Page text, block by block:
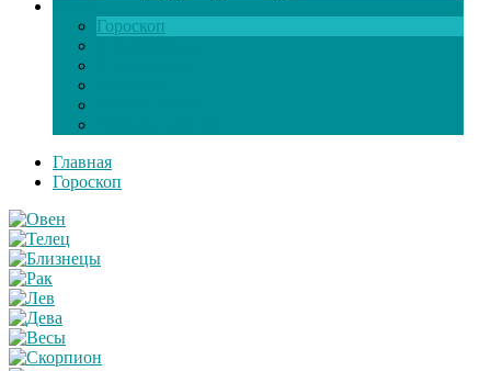
Гороскоп
Главная
Гороскоп